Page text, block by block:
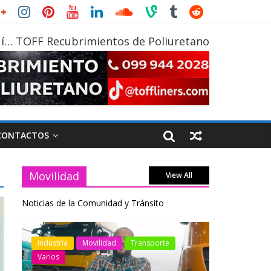
TOFF Recubrimientos de Poliuretano
Movilidad View All
Noticias de la Comunidad y Tránsito
Industria Movilidad
Transporte
Varios